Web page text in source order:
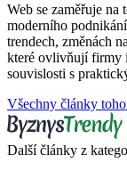
Web se zaměřuje na
moderního
trendech, změnách
které ovlivňují firmy
souvislosti s
Všechny články
Další články z